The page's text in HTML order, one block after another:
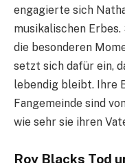
engagierte sich
musikalischen
die besonderen
setzt sich dafür ein,
lebendig bleibt. Ihre
Fangemeinde sind
wie sehr sie ihren
Roy Blacks Tod